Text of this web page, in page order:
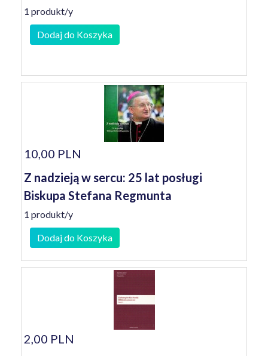
1 produkt/y
Dodaj do Koszyka
10,00 PLN
Z nadzieją w sercu: 25 lat posługi
Biskupa Stefana Regmunta
1 produkt/y
Dodaj do Koszyka
2,00 PLN